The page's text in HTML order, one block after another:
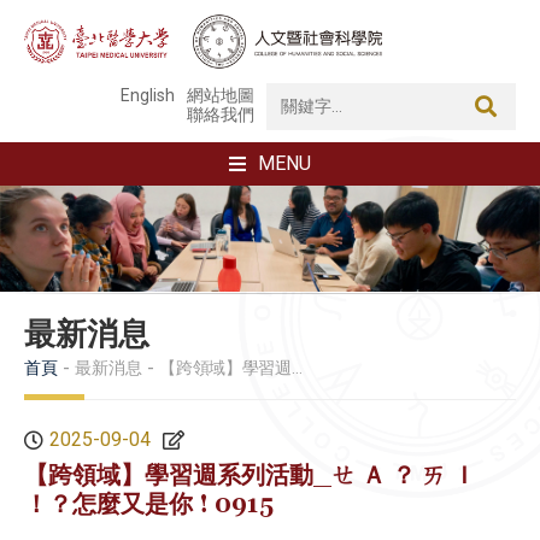
English
網站地圖
聯絡我們
MENU
最新消息
首頁 最新消息 【跨領域】學習週系列活動_ㄝ Ａ ？ ㄞ Ｉ ！？怎麼又是你 ! 0915
2025-09-04
【跨領域】學習週系列活動_ㄝ Ａ ？ ㄞ Ｉ
！？怎麼又是你 ! 0915